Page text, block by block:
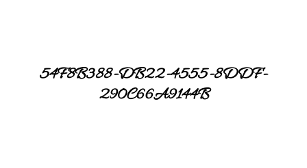
54F8B388-DB22-4555-8DDF-
290C66A9144B